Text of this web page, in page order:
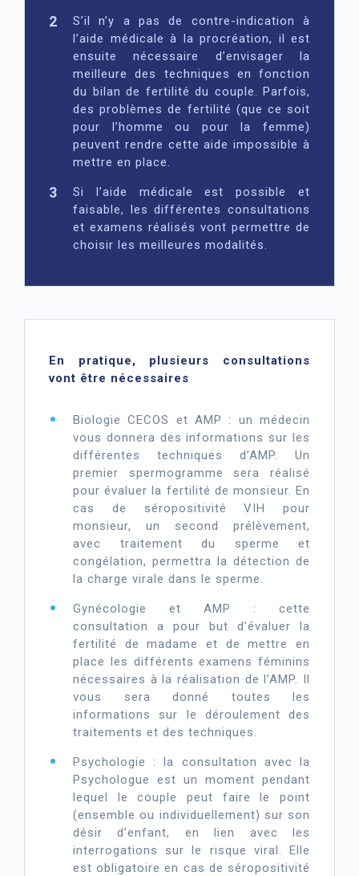
S’il n’y a pas de contre-indication à
l’aide médicale à la procréation, il est
ensuite nécessaire d’envisager la
meilleure des techniques en fonction
du bilan de fertilité du couple. Parfois,
des problèmes de fertilité (que ce soit
pour l’homme ou pour la femme)
peuvent rendre cette aide impossible à
mettre en place.
Si l’aide médicale est possible et
faisable, les différentes consultations
et examens réalisés vont permettre de
choisir les meilleures modalités.
En pratique, plusieurs consultations
vont être nécessaires
Biologie CECOS et AMP : un médecin
vous donnera des informations sur les
différentes techniques d’AMP. Un
premier spermogramme sera réalisé
pour évaluer la fertilité de monsieur. En
cas de séropositivité VIH pour
monsieur, un second prélèvement,
avec traitement du sperme et
congélation, permettra la détection de
la charge virale dans le sperme.
Gynécologie et AMP : cette
consultation a pour but d’évaluer la
fertilité de madame et de mettre en
place les différents examens féminins
nécessaires à la réalisation de l’AMP. Il
vous sera donné toutes les
informations sur le déroulement des
traitements et des techniques.
Psychologie : la consultation avec la
Psychologue est un moment pendant
lequel le couple peut faire le point
(ensemble ou individuellement) sur son
désir d’enfant, en lien avec les
interrogations sur le risque viral. Elle
est obligatoire en cas de séropositivité